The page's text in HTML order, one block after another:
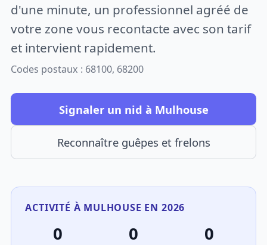
d'une minute, un professionnel agréé de
votre zone vous recontacte avec son tarif
et intervient rapidement.
Codes postaux : 68100, 68200
Signaler un nid à Mulhouse
Reconnaître guêpes et frelons
ACTIVITÉ À MULHOUSE EN 2026
0 0 0